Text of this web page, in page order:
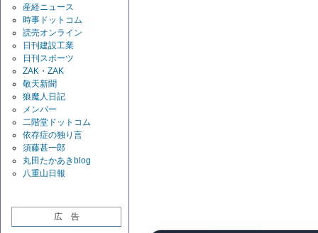
産経ニュース
時事ドットコム
読売オンライン
日刊建設工業
日刊スポーツ
ZAK・ZAK
敬天新聞
狼魔人日記
メンバー
二階堂ドットコム
依存症の独り言
須藤甚一郎
丸田たかあきblog
八重山日報
広 告